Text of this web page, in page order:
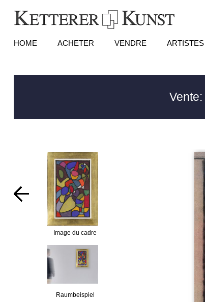
HOME ACHETER VENDRE ARTISTES
Vente:
Image du cadre
Raumbeispiel